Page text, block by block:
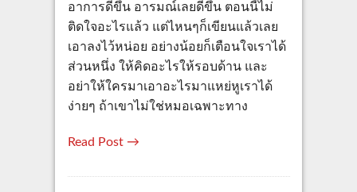
อาการดีขึ้น อารมณ์เลยดีขึ้น ตอนนี้ไม่
ติดใจอะไรแล้ว แต่ไหนๆก็เขียนแล้วเลย
เอาลงไว้หน่อย อย่างน้อยก็เตือนใจเราได้
ส่วนหนึ่ง ให้คิดอะไรให้รอบด้าน และ
อย่าให้ใครมาเอาอะไรมาแหย่หูเราได้
ง่ายๆ ถ้าเขาไม่ใช่หมอเฉพาะทาง
Read Post →